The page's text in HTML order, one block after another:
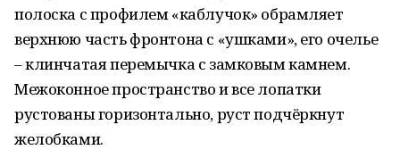
полоска с профилем «каблучок» обрамляет
верхнюю часть фронтона с «ушками», его очелье
– клинчатая перемычка с замковым камнем.
Межоконное пространство и все лопатки
рустованы горизонтально, руст подчёркнут
желобками.